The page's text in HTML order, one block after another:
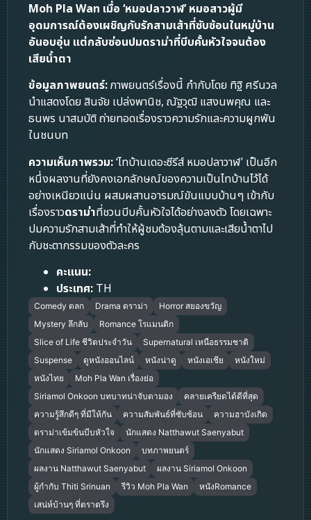
Moh Pla Wan เมื่อ ‘หมอปลาวาฬ’ หมอสาวผู้มี
อุดมการณ์ต้องเผชิญกับรักสามเส้าที่ซับซ้อนในหมู่บ้าน
อันอบอุ่น แต่กลับซ่อนปมดราม่าที่บีบคั้นหัวใจจนต้อง
เสียน้ำตา
ข้อมูลภาพยนตร์:ภาพยนตร์เรื่องนี้ กำกับโดย ทิฐิ ศรีนวล
นำแสดงโดย สินจัย เปล่งพานิช, ณัฐวุฒิ แสงนพคุณ และ
ธนพร นาสมบัติ ถ่ายทอดเรื่องราวความรักและความผูกพัน
ในชนบท
ความเห็นภาพรวม:‘ไทบ้านเดอะซีรีส์ หมอปลาวาฬ’ เป็นอีก
หนึ่งผลงานที่ยังคงเอกลักษณ์ของความเป็นไทบ้านไว้ได้
อย่างเหนียวแน่น ผสมผสานอารมณ์ขันแบบบ้านๆ เข้ากับ
เรื่องราวดราม่าที่ชวนบีบคั้นหัวใจได้อย่างลงตัว โดยเฉพาะ
ปมความรักสามเส้าที่ทำให้ผู้ชมต้องลุ้นตามและเสียน้ำตาไป
กับชะตากรรมของตัวละคร
คะแนน:
ประเทศ: TH
Comedy ตลก Drama ดราม่า
Horror สยองขวัญ
Mystery ลึกลับ
Romance โรแมนติก
Slice of Life ชีวิตประจำวัน
Supernatural เหนือธรรมชาติ
Suspense
ดูหนังออนไลน์ หนังน่าดู หนังเอเชีย
หนังใหม่
หนังไทย
Moh Pla Wan เรื่องย่อ
Siriamol Onkoon บทบาทน่าจับตามอง
คลายเครียดได้ดีที่สุด
ความรู้สึกดีๆ ที่มีให้กัน
ความสัมพันธ์ที่ซับซ้อน
ความฮาบังเกิด
ดราม่าเข้มข้นบีบหัวใจ
นักแสดง Natthawut Saenyabut
นักแสดง Siriamol Onkoon
บทภาพยนตร์
ผลงาน Natthawut Saenyabut
ผลงาน Siriamol Onkoon
ผู้กำกับ Thiti Srinuan
รีวิว Moh Pla Wan
หนังRomance
เสน่ห์บ้านๆ ที่ตราตรึง